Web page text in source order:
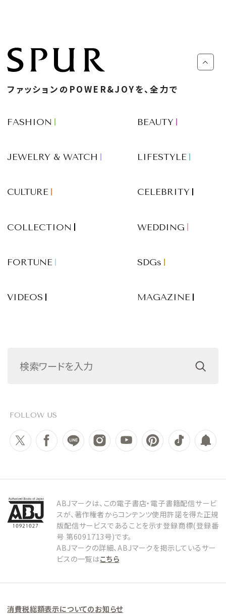
ファッションのPOWER&JOYを、全力で
FASHION BEAUTY
JEWELRY & WATCH LIFESTYLE
CULTURE CELEBRITY
COLLECTION WEDDING
FORTUNE SDGs
VIDEOS MAGAZINE
FOLLOW US
ABJマークは、この電子書店・電子書籍配信サービ
スが、著作権者からコンテンツ使用許諾を得た正規
版配信サービスであることを示す登録商標(登録番
号 第6091713号)です。
ABJマークの詳細、ABJマークを掲示しているサー
ビスの一覧はこちら
消費税総額表示についてのお知らせ